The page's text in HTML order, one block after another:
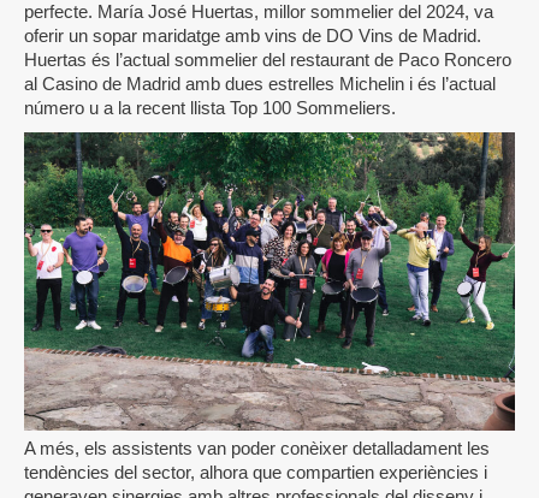
perfecte. María José Huertas, millor sommelier del 2024, va
oferir un sopar maridatge amb vins de DO Vins de Madrid.
Huertas és l’actual sommelier del restaurant de Paco Roncero
al Casino de Madrid amb dues estrelles Michelin i és l’actual
número u a la recent llista Top 100 Sommeliers.
A més, els assistents van poder conèixer detalladament les
tendències del sector, alhora que compartien experiències i